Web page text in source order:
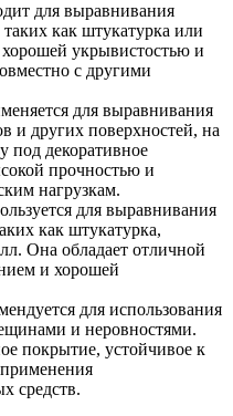
для выравнивания
как штукатурка или
укрывистостью и
с другими
для выравнивания
и других поверхностей, на
под декоративное
прочностью и
нагрузкам.
для выравнивания
как штукатурка,
Она обладает отличной
и хорошей
для использования
и неровностями.
покрытие, устойчивое к
средств.